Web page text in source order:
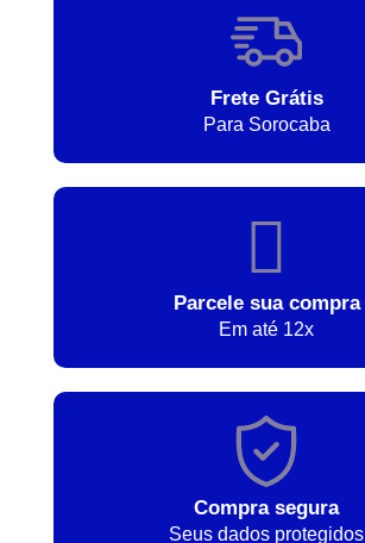
Frete Grátis
Para Sorocaba
Parcele sua compra
Em até 12x
Compra segura
Seus dados protegidos